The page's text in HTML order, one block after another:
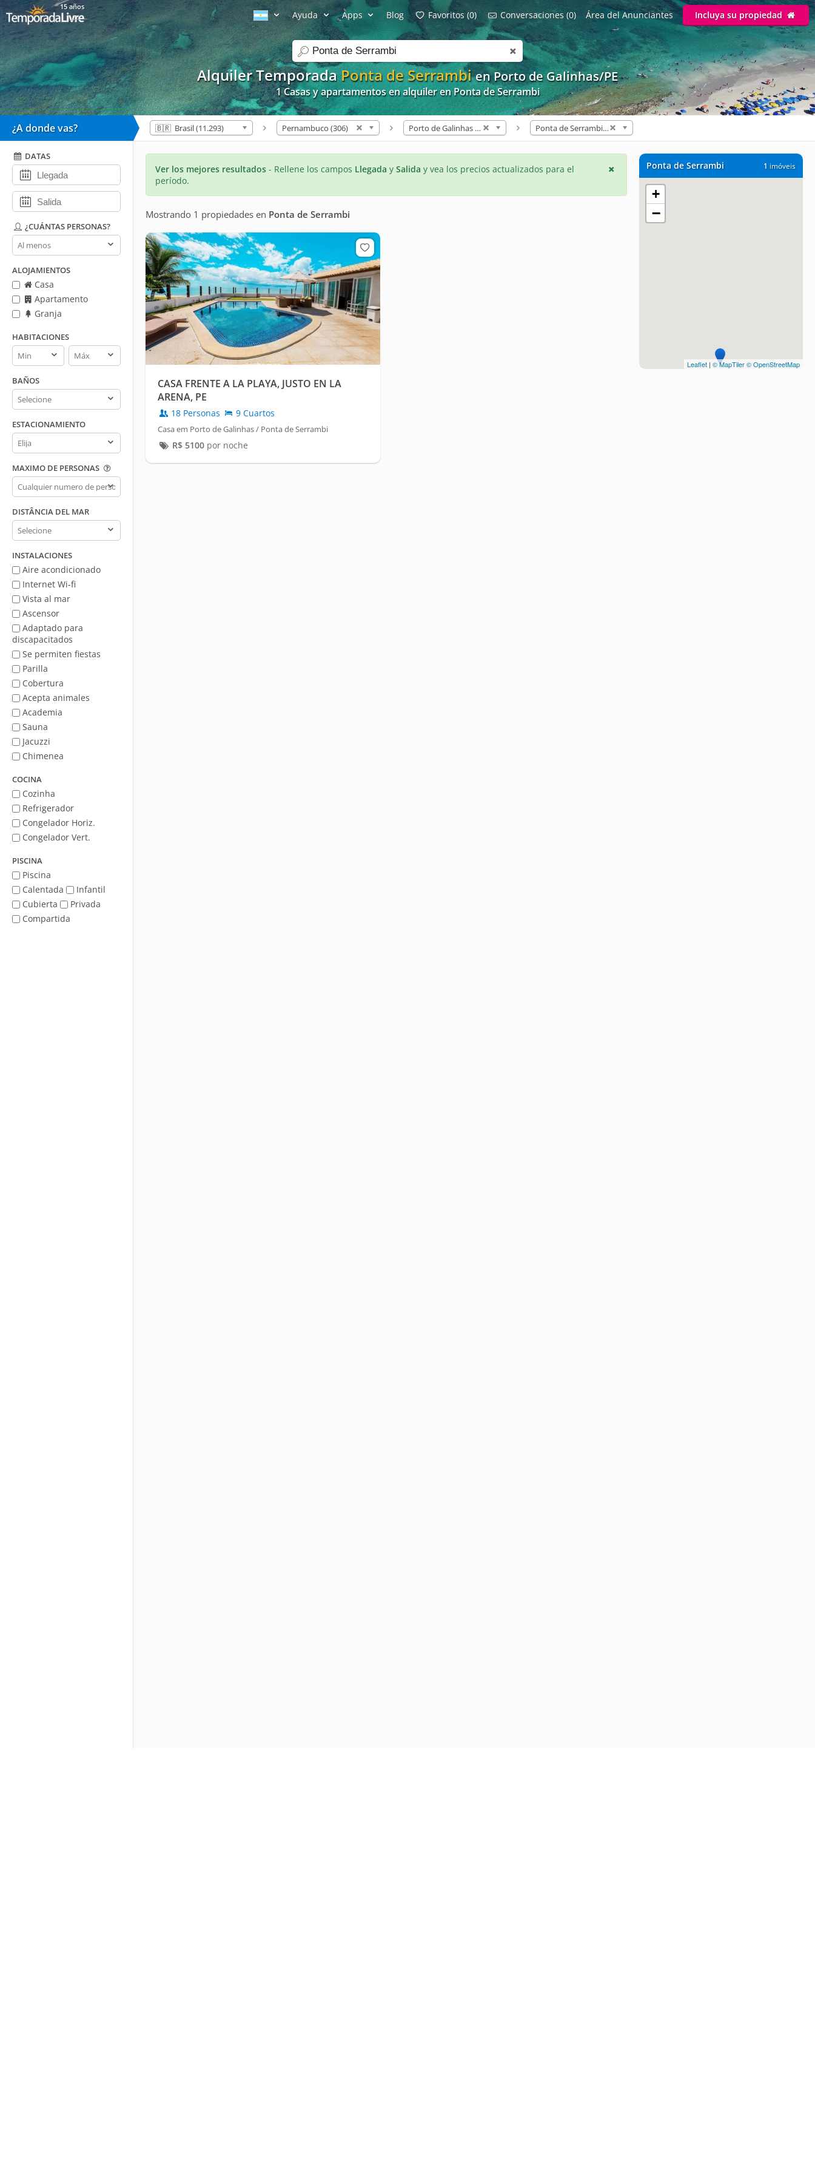
Alquiler TemporadaPonta de Serrambi en Porto de Galinhas/PE
1 Casas y apartamentos en alquiler en Ponta de Serrambi
search
15 años
Ayuda Apps Blog Favoritos (0) Conversaciones (0) Área del Anunciantes Incluya su propiedad
¿A donde vas? 🇧🇷 Brasil (11.293) Pernambuco (306) Porto de Galinhas (81) Ponta de Serrambi (1)
DATAS
¿CUÁNTAS PERSONAS?
¿Cuántas
personas?
ALOJAMIENTOS
Casa
Apartamento
Granja
HABITACIONES
Habitaciones
min
Habitaciones
max
BAÑOS
Baños
ESTACIONAMIENTO
Estacionamiento
MAXIMO DE PERSONAS
Maximo
de
personas
DISTÂNCIA DEL MAR
Distância
del
mar
INSTALACIONES
Aire acondicionado
Internet Wi-fi
Vista al mar
Ascensor
Adaptado para
discapacitados
Se permiten fiestas
Parilla
Cobertura
Acepta animales
Academia
Sauna
Jacuzzi
Chimenea
COCINA
Cozinha
Refrigerador
Congelador Horiz.
Congelador Vert.
PISCINA
Piscina
Calentada
Infantil
Cubierta
Privada
Compartida
1 imóveis
Ponta de Serrambi
+
−
Leaflet | © MapTiler© OpenStreetMap
Ver los mejores resultados - Rellene los campos Llegada y Salida y vea los precios actualizados para el
período.
Mostrando 1 propiedades en Ponta de Serrambi
CASA FRENTE A LA PLAYA, JUSTO EN LA
ARENA, PE
18 Personas 9 Cuartos
Casa em Porto de Galinhas / Ponta de Serrambi
R$ 5100por noche